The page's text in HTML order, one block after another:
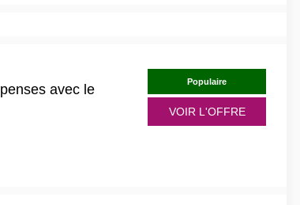
avec le
Populaire
VOIR L'OFFRE